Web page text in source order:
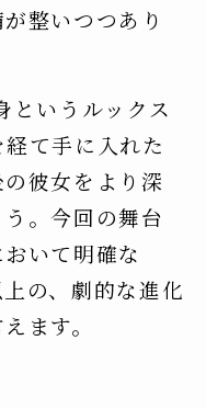
整いつつあり
というルックス
て手に入れた
の彼女をより深
。今回の舞台
いて明確な
の、劇的な進化
ます。